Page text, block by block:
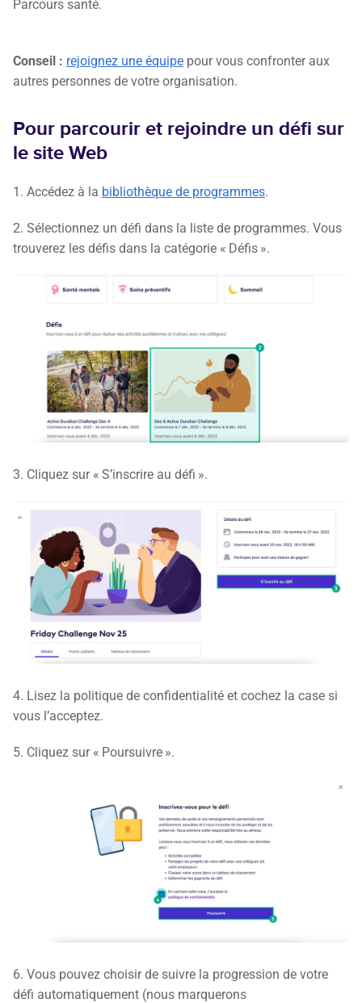
Parcours santé.
Conseil : rejoignez une équipe pour vous confronter aux
autres personnes de votre organisation.
Pour parcourir et rejoindre un défi sur
le site Web
1. Accédez à la bibliothèque de programmes.
2. Sélectionnez un défi dans la liste de programmes. Vous
trouverez les défis dans la catégorie « Défis ».
3. Cliquez sur « S’inscrire au défi ».
4. Lisez la politique de confidentialité et cochez la case si
vous l’acceptez.
5. Cliquez sur « Poursuivre ».
6. Vous pouvez choisir de suivre la progression de votre
défi automatiquement (nous marquerons